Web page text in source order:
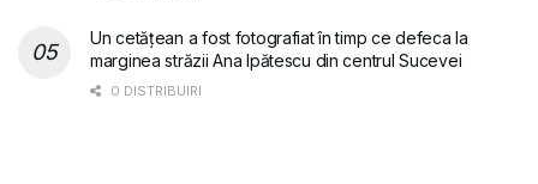
Un cetățean a fost fotografiat în timp ce defeca la
marginea străzii Ana Ipătescu din centrul Sucevei
0 DISTRIBUIRI